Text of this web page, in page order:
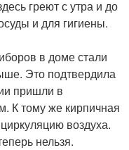
греют с утра и до
и для гигиены.
в доме стали
Это подтвердила
пришли в
К тому же кирпичная
воздуха.
нельзя.